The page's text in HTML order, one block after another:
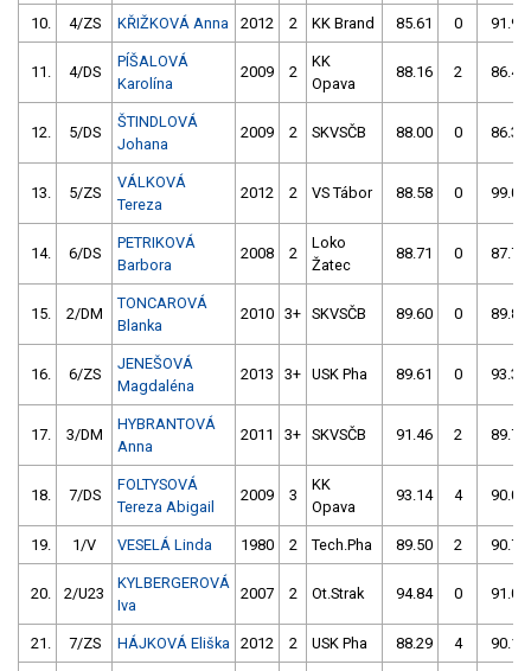
10. 4/ZS KŘIŽKOVÁ Anna 2012 2 KK Brand 85.61 0 91.96
11. 4/DS
PÍŠALOVÁ
Karolína
2009 2
KK
Opava
88.16 2 86.45
12. 5/DS
ŠTINDLOVÁ
Johana
2009 2 SKVSČB 88.00 0 86.39
13. 5/ZS
VÁLKOVÁ
Tereza
2012 2 VS Tábor 88.58 0 99.05
14. 6/DS
PETRIKOVÁ
Barbora
2008 2
Loko
Žatec
88.71 0 87.72
15. 2/DM
TONCAROVÁ
Blanka
2010 3+ SKVSČB 89.60 0 89.80
16. 6/ZS
JENEŠOVÁ
Magdaléna
2013 3+ USK Pha 89.61 0 93.31
17. 3/DM
HYBRANTOVÁ
Anna
2011 3+ SKVSČB 91.46 2 89.70
18. 7/DS
FOLTYSOVÁ
Tereza Abigail
2009 3
KK
Opava
93.14 4 90.09
19. 1/V VESELÁ Linda 1980 2 Tech.Pha 89.50 2 90.77
20. 2/U23
KYLBERGEROVÁ
Iva
2007 2 Ot.Strak 94.84 0 91.03
21. 7/ZS HÁJKOVÁ Eliška 2012 2 USK Pha 88.29 4 90.10